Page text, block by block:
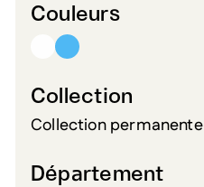
Couleurs
Collection
Collection permanente
Département